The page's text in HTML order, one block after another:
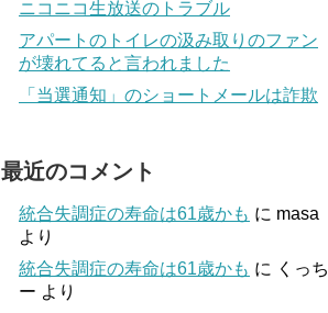
ニコニコ生放送のトラブル
アパートのトイレの汲み取りのファン
が壊れてると言われました
「当選通知」のショートメールは詐欺
最近のコメント
統合失調症の寿命は61歳かも に masa
より
統合失調症の寿命は61歳かも に くっち
ー より